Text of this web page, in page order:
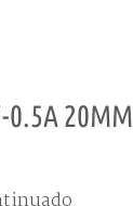
0.5A 20MM